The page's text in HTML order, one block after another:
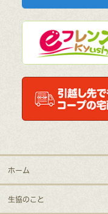
ホーム
生協のこと